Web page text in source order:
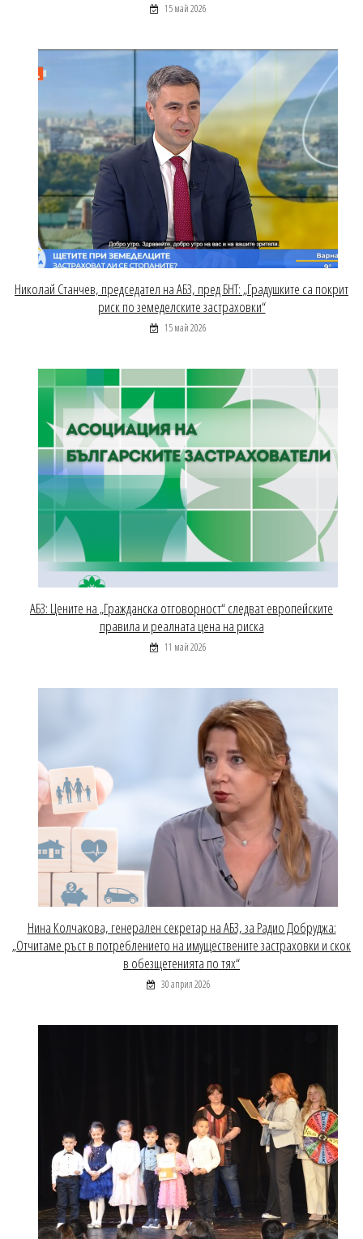
15 май 2026
Николай Станчев, председател на АБЗ, пред БНТ: „Градушките са покрит
риск по земеделските застраховки“
15 май 2026
АБЗ: Цените на „Гражданска отговорност“ следват европейските
правила и реалната цена на риска
11 май 2026
Нина Колчакова, генерален секретар на АБЗ, за Радио Добруджа:
„Отчитаме ръст в потреблението на имуществените застраховки и скок
в обезщетенията по тях“
30 април 2026